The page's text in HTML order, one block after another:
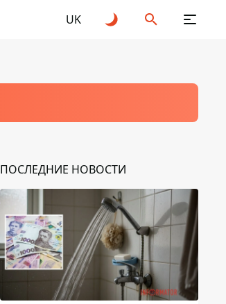
UK
ПОСЛЕДНИЕ НОВОСТИ